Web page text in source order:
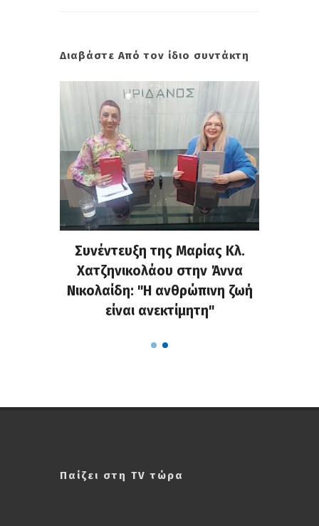
Διαβάστε Από τον ίδιο συντάκτη
Συνέντευξη της Μαρίας Κλ.
Χατζηνικολάου στην Άννα
Νικολαίδη: "Η ανθρώπινη ζωή
είναι ανεκτίμητη"
Παίζει στη TV τώρα